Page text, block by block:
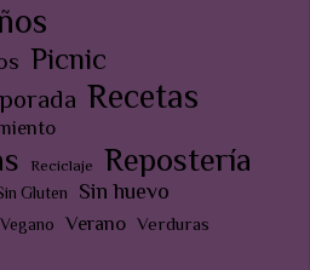
Picnic
Recetas
Reciclaje Repostería
Gluten Sin huevo
Vegano Verano Verduras